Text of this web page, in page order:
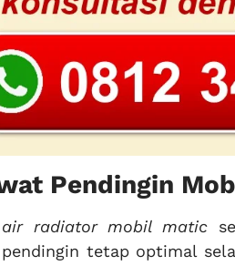
Pendingin
radiator mobil matic
tetap optimal